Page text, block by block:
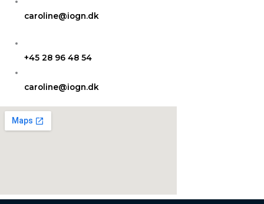
caroline@iogn.dk
+45 28 96 48 54
caroline@iogn.dk